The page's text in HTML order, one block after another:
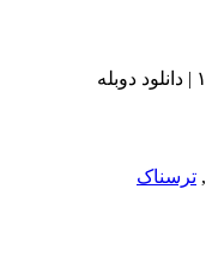
, ترسناک